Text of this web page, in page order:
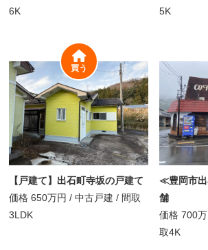
6K
5K
【戸建て】出石町寺坂の戸建て
価格 650万円 / 中古戸建 / 間取
3LDK
買う
≪豊岡市
舗
価格 700万
取4K